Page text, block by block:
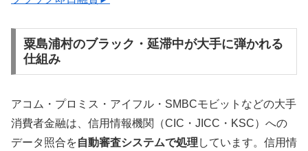
粟島浦村のブラック・延滞中が大手に弾かれる
仕組み
アコム・プロミス・アイフル・SMBCモビットなどの大手
消費者金融は、信用情報機関（CIC・JICC・KSC）への
データ照合を自動審査システムで処理 しています。信用情